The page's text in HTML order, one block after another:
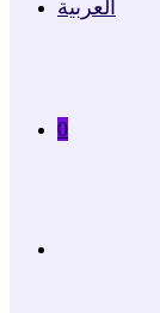
العربية
0